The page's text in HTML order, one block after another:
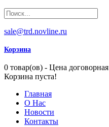
sale@trd.novline.ru
Корзина
0 товар(ов) - Цена договорная
Корзина пуста!
Главная
О Нас
Новости
Контакты